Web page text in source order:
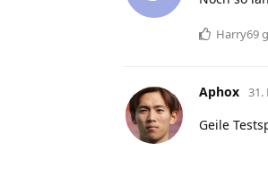
Harry69
Aphox 31.
Geile